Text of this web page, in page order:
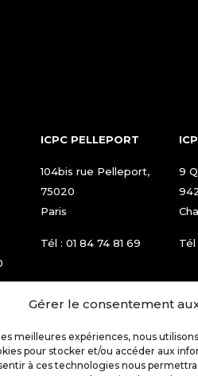
Gérer le consentement
meilleures expériences, nous
pour stocker et/ou accéder aux
à ces technologies nous
ICPC PELLEPORT
104bis rue Pelleport,
75020
Paris
Tél :01 84 74 81 69
9